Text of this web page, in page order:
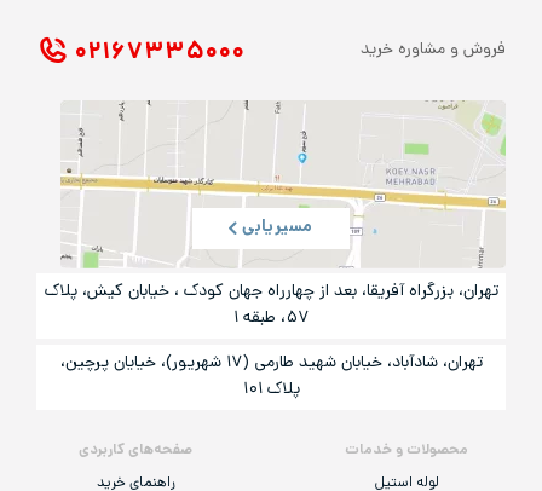
محصولات و خدمات
لوله استیل
صفحه‌های کاربردی
راهنمای خرید
فروش و مشاوره خرید ۰۲۱ ۶۷۳۳۵۰۰۰
مسیریابی
تهران، بزرگراه آفریقا، بعد از چهارراه جهان کودک ، خیابان کیش، پلاک
۵۷، طبقه ۱
تهران، شادآباد، خیابان شهید طارمی (۱۷ شهریور)، خیایان پرچین،
پلاک ۱۰۱